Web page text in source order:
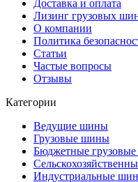
Доставка и оплата
Лизинг грузовых
О компании
Политика
Статьи
Частые вопросы
Отзывы
Категории
Ведущие шины
Грузовые шины
Бюджетные
Индустриальные